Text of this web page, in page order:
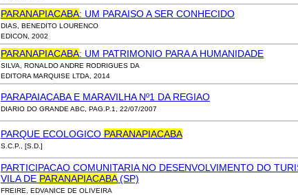
PARANAPIACABA: UM PARAISO A SER CONHECIDO
DIAS, BENEDITO LOURENCO
EDICON, 2002
PARANAPIACABA: UM PATRIMONIO PARA A HUMANIDADE
SILVA, RONALDO ANDRE RODRIGUES DA
EDITORA MARQUISE LTDA, 2014
PARAPAIACABA E MARAVILHA Nº1 DA REGIAO
DIARIO DO GRANDE ABC, PAG.P.1, 22/07/2007
PARQUE ECOLOGICO PARANAPIACABA
S.C.P., [S.D.]
PARTICIPACAO COMUNITARIA NO DESENVOLVIMENTO DO
VILA DE PARANAPIACABA(SP)
FREIRE, EDVANICE DE OLIVEIRA